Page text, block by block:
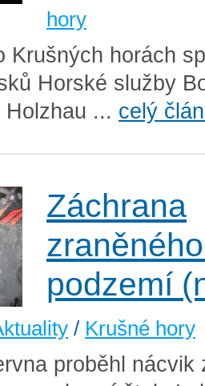
hory
Krušných horách
Horské služby
... celý
Záchrana
podzemí
/ Krušné hory
proběhl nácvik